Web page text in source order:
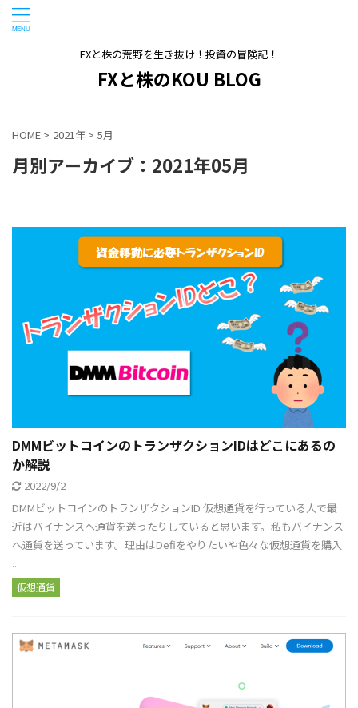
FXと株の荒野を生き抜け！投資の冒険記！
FXと株のKOU BLOG
HOME > 2021年 > 5月
月別アーカイブ：2021年05月
DMMビットコインのトランザクションIDはどこにあるの
か解説
2022/9/2
DMMビットコインのトランザクションID 仮想通貨を行っている人で最
近はバイナンスへ通貨を送ったりしていると思います。私もバイナンス
へ通貨を送っています。理由はDefiをやりたいや色々な仮想通貨を購入
...
仮想通貨